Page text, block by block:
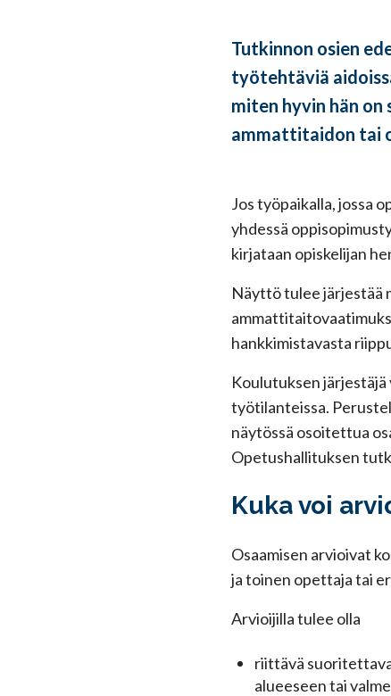
Tutkinnon osien
työtehtäviä
miten hyvin hän
ammattitaidon tai
Jos työpaikalla, jossa
yhdessä
kirjataan opiskelijan
Näyttö tulee järjestää
hankkimistavasta
Koulutuksen
työtilanteissa.
näytössä osoitettua
Opetushallituksen
Kuka voi
Osaamisen arvioivat
ja toinen opettaja tai
Arvioijilla tulee olla
riittävä
alueeseen tai